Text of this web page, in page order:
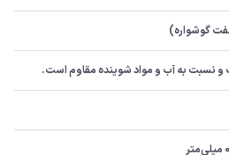
و نسبت به آب و مواد شوینده مقاوم است.